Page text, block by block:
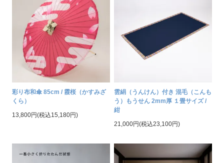
彩り布和傘 85cm / 霞桜（かすみざ
くら）
13,800円(税込15,180円)
雲絹（うんけん）付き 混毛（こんも
う）もうせん 2mm厚 １畳サイズ /
紺
21,000円(税込23,100円)